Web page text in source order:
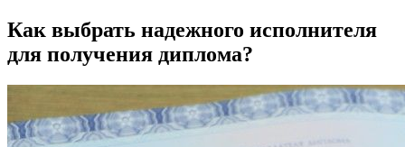
Как выбрать надежного исполнителя
для получения диплома?